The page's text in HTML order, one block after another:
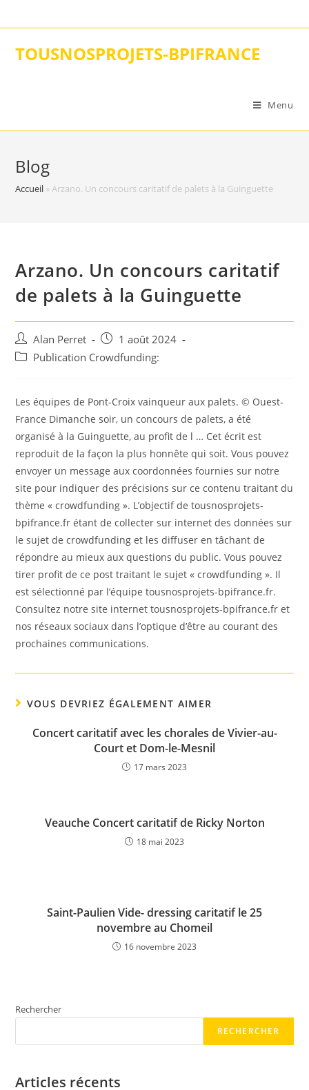
to
TOUSNOSPROJETS-BPIFRANCE
Menu
Blog
Accueil »Arzano. Un concours caritatif de palets à la Guinguette
Arzano. Un concours caritatif
de palets à la Guinguette
Auteur/autrice
de
Alan Perret
Post
published:
1 août 2024
PostPublication Crowdfunding:
Les équipes de Pont-Croix vainqueur aux palets. © Ouest-
France Dimanche soir, un concours de palets, a été
organisé à la Guinguette, au profit de l … Cet écrit est
reproduit de la façon la plus honnête qui soit. Vous pouvez
envoyer un message aux coordonnées fournies sur notre
site pour indiquer des précisions sur ce contenu traitant du
thème « crowdfunding ». L’objectif de tousnosprojets-
bpifrance.fr étant de collecter sur internet des données sur
le sujet de crowdfunding et les diffuser en tâchant de
répondre au mieux aux questions du public. Vous pouvez
tirer profit de ce post traitant le sujet « crowdfunding ». Il
est sélectionné par l’équipe tousnosprojets-bpifrance.fr.
Consultez notre site internet tousnosprojets-bpifrance.fr et
nos réseaux sociaux dans l’optique d’être au courant des
prochaines communications.
VOUS DEVRIEZ ÉGALEMENT AIMER
Concert caritatif avec les chorales de Vivier-au-
Court et Dom-le-Mesnil
17 mars 2023
Veauche Concert caritatif de Ricky Norton
18 mai 2023
Saint-Paulien Vide- dressing caritatif le 25
novembre au Chomeil
16 novembre 2023
Rechercher
RECHERCHER
Articles récents